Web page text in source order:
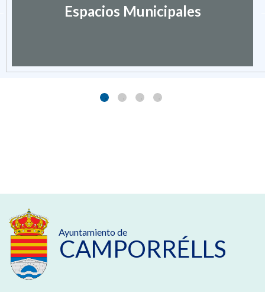
Espacios Municipales
Ayuntamiento de
CAMPORRÉLLS